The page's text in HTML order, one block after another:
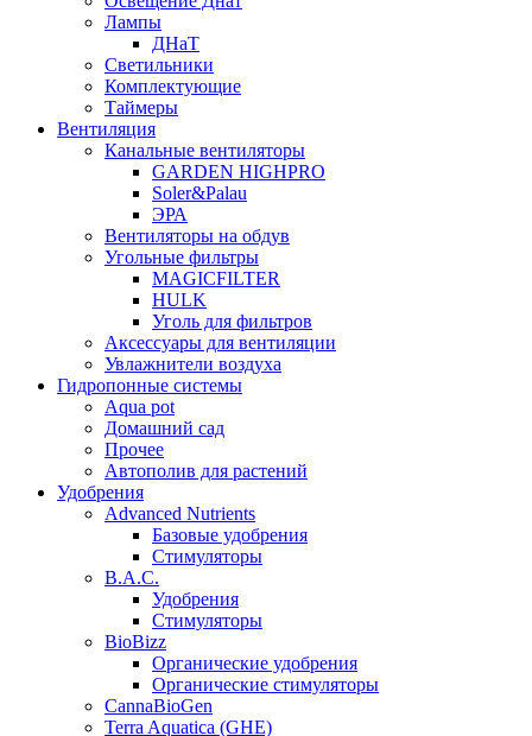
Лампы
ДНаТ
Светильники
Комплектующие
Таймеры
Вентиляция
Канальные вентиляторы
GARDEN HIGHPRO
Soler&Palau
ЭРА
Вентиляторы на обдув
Угольные фильтры
MAGICFILTER
HULK
Уголь для фильтров
Аксессуары для вентиляции
Увлажнители воздуха
Гидропонные системы
Aqua pot
Домашний сад
Прочее
Автополив для растений
Удобрения
Advanced Nutrients
Базовые удобрения
Стимуляторы
B.A.C.
Удобрения
Стимуляторы
BioBizz
Органические удобрения
Органические стимуляторы
CannaBioGen
Terra Aquatica (GHE)